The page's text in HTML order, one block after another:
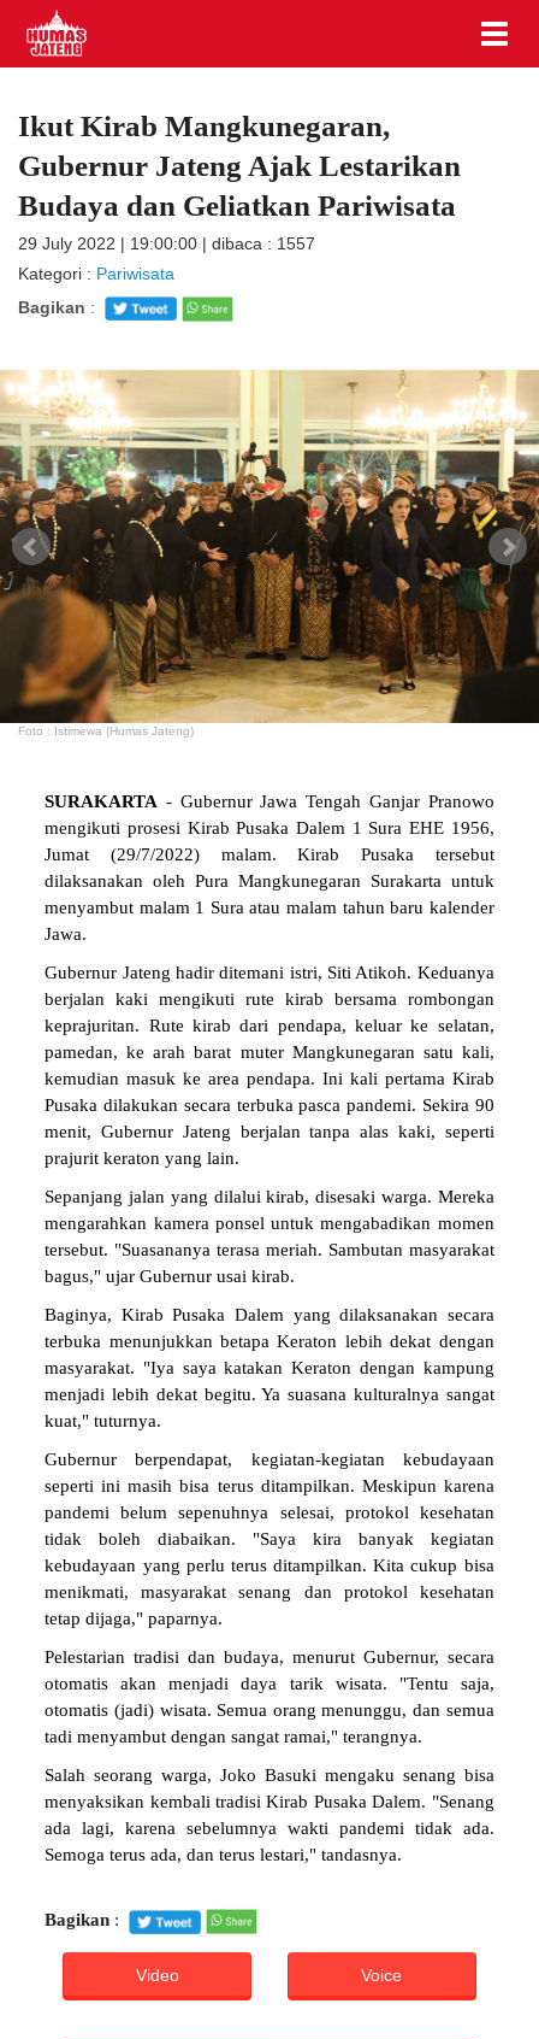
Ikut Kirab Mangkunegaran,
Gubernur Jateng Ajak Lestarikan
Budaya dan Geliatkan Pariwisata
29 July 2022 | 19:00:00 | dibaca : 1557
Kategori : Pariwisata
Bagikan :
SURAKARTA - Gubernur Jawa Tengah Ganjar Pranowo
mengikuti prosesi Kirab Pusaka Dalem 1 Sura EHE 1956,
Jumat (29/7/2022) malam. Kirab Pusaka tersebut
dilaksanakan oleh Pura Mangkunegaran Surakarta untuk
menyambut malam 1 Sura atau malam tahun baru kalender
Jawa.
Gubernur Jateng hadir ditemani istri, Siti Atikoh. Keduanya
berjalan kaki mengikuti rute kirab bersama rombongan
keprajuritan. Rute kirab dari pendapa, keluar ke selatan,
pamedan, ke arah barat muter Mangkunegaran satu kali,
kemudian masuk ke area pendapa. Ini kali pertama Kirab
Pusaka dilakukan secara terbuka pasca pandemi. Sekira 90
menit, Gubernur Jateng berjalan tanpa alas kaki, seperti
prajurit keraton yang lain.
Sepanjang jalan yang dilalui kirab, disesaki warga. Mereka
mengarahkan kamera ponsel untuk mengabadikan momen
tersebut. "Suasananya terasa meriah. Sambutan masyarakat
bagus," ujar Gubernur usai kirab.
Baginya, Kirab Pusaka Dalem yang dilaksanakan secara
terbuka menunjukkan betapa Keraton lebih dekat dengan
masyarakat. "Iya saya katakan Keraton dengan kampung
menjadi lebih dekat begitu. Ya suasana kulturalnya sangat
kuat," tuturnya.
Gubernur berpendapat, kegiatan-kegiatan kebudayaan
seperti ini masih bisa terus ditampilkan. Meskipun karena
pandemi belum sepenuhnya selesai, protokol kesehatan
tidak boleh diabaikan. "Saya kira banyak kegiatan
kebudayaan yang perlu terus ditampilkan. Kita cukup bisa
menikmati, masyarakat senang dan protokol kesehatan
tetap dijaga," paparnya.
Pelestarian tradisi dan budaya, menurut Gubernur, secara
otomatis akan menjadi daya tarik wisata. "Tentu saja,
otomatis (jadi) wisata. Semua orang menunggu, dan semua
tadi menyambut dengan sangat ramai," terangnya.
Salah seorang warga, Joko Basuki mengaku senang bisa
menyaksikan kembali tradisi Kirab Pusaka Dalem. "Senang
ada lagi, karena sebelumnya wakti pandemi tidak ada.
Semoga terus ada, dan terus lestari," tandasnya.
Bagikan :